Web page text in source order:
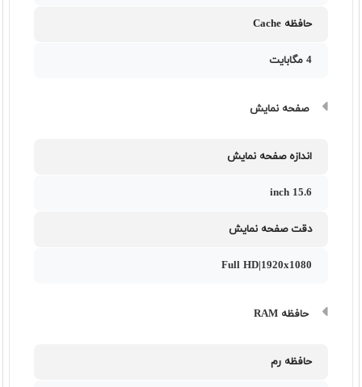
حافظه Cache
4 مگابایت
صفحه نمایش
اندازه صفحه نمایش
15.6 inch
دقت صفحه نمایش
Full HD|1920x1080
حافظه RAM
حافظه رم